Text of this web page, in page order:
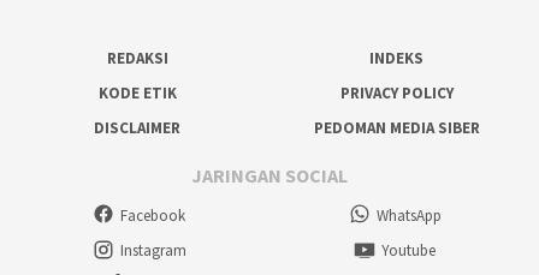
REDAKSI
INDEKS
KODE ETIK
PRIVACY POLICY
DISCLAIMER
PEDOMAN MEDIA SIBER
JARINGAN SOCIAL
Facebook
WhatsApp
Instagram
Youtube